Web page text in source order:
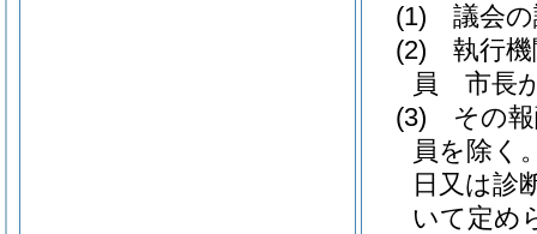
(1)
議会
(2)
執行
員 市長
(3)
その
員を除く
日又は診
いて定め